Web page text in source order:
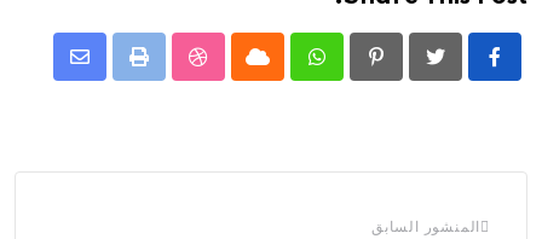
Pinterest
Whatsapp
Cloud
StumbleUpon
طباعة
نشر
المنشور السابق